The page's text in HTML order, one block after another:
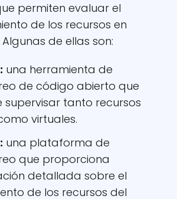
permiten evaluar el
de los recursos en
de ellas son:
una herramienta de
de código abierto que
supervisar tanto recursos
virtuales.
una plataforma de
que proporciona
detallada sobre el
de los recursos del